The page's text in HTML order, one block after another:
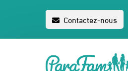
Contactez-nous